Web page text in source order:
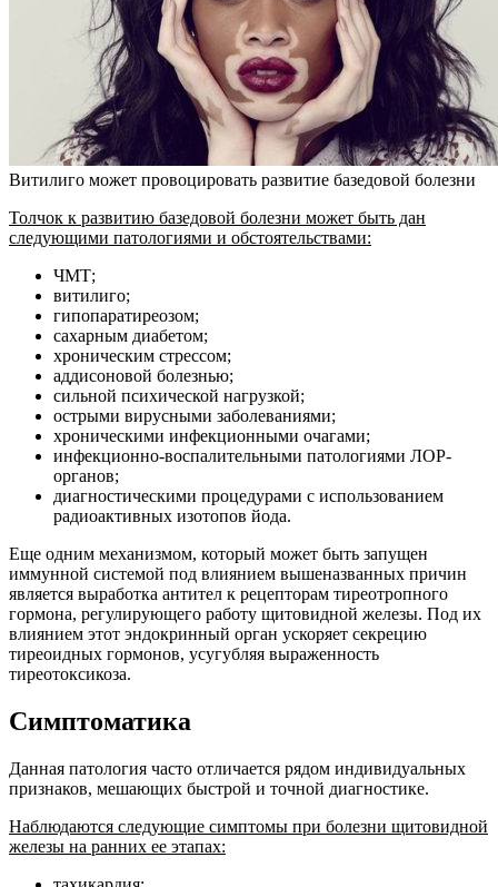
Витилиго может провоцировать развитие базедовой болезни
Толчок к развитию базедовой болезни может быть дан
следующими патологиями и обстоятельствами:
ЧМТ;
витилиго;
гипопаратиреозом;
сахарным диабетом;
хроническим стрессом;
аддисоновой болезнью;
сильной психической нагрузкой;
острыми вирусными заболеваниями;
хроническими инфекционными очагами;
инфекционно-воспалительными патологиями ЛОР-
органов;
диагностическими процедурами с использованием
радиоактивных изотопов йода.
Еще одним механизмом, который может быть запущен
иммунной системой под влиянием вышеназванных причин
является выработка антител к рецепторам тиреотропного
гормона, регулирующего работу щитовидной железы. Под их
влиянием этот эндокринный орган ускоряет секрецию
тиреоидных гормонов, усугубляя выраженность
тиреотоксикоза.
Симптоматика
Данная патология часто отличается рядом индивидуальных
признаков, мешающих быстрой и точной диагностике.
Наблюдаются следующие симптомы при болезни щитовидной
железы на ранних ее этапах: